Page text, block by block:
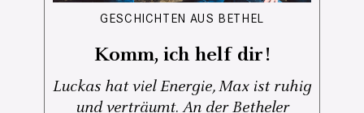
GESCHICHTEN AUS BETHEL
Komm, ich helf dir!
Luckas hat viel Energie, Max ist ruhig
und verträumt. An der Betheler